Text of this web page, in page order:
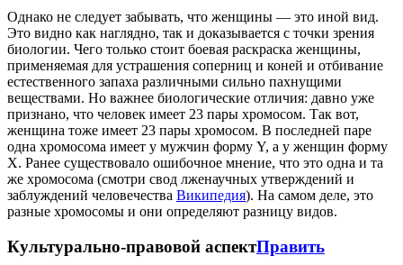
Однако не следует забывать, что женщины — это иной вид.
Это видно как наглядно, так и доказывается с точки зрения
биологии. Чего только стоит боевая раскраска женщины,
применяемая для устрашения соперниц и коней и отбивание
естественного запаха различными сильно пахнущими
веществами. Но важнее биологические отличия: давно уже
признано, что человек имеет 23 пары хромосом. Так вот,
женщина тоже имеет 23 пары хромосом. В последней паре
одна хромосома имеет у мужчин форму Y, а у женщин форму
X. Ранее существовало ошибочное мнение, что это одна и та
же хромосома (смотри свод лженаучных утверждений и
заблуждений человечества Википедия). На самом деле, это
разные хромосомы и они определяют разницу видов.
Культурально-правовой аспектПравить